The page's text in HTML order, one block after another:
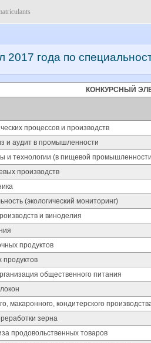
2017 года по
КОНКУРСНЫЙ
процессов и производств
и аудит в промышленности
и технологии (в пищевой
производств
(экологический мониторинг)
и виноделия
продуктов
продуктов
общественного питания
макаронного, кондитерского
зерна
продовольственных товаров